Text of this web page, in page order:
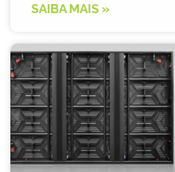
SAIBA MAIS »